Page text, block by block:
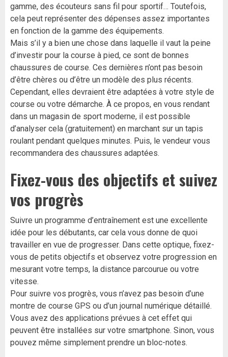
gamme, des écouteurs sans fil pour sportif… Toutefois,
cela peut représenter des dépenses assez importantes
en fonction de la gamme des équipements.
Mais s’il y a bien une chose dans laquelle il vaut la peine
d’investir pour la course à pied, ce sont de bonnes
chaussures de course. Ces dernières n’ont pas besoin
d’être chères ou d’être un modèle des plus récents.
Cependant, elles devraient être adaptées à votre style de
course ou votre démarche. À ce propos, en vous rendant
dans un magasin de sport moderne, il est possible
d’analyser cela (gratuitement) en marchant sur un tapis
roulant pendant quelques minutes. Puis, le vendeur vous
recommandera des chaussures adaptées.
Fixez-vous des objectifs et suivez
vos progrès
Suivre un programme d’entraînement est une excellente
idée pour les débutants, car cela vous donne de quoi
travailler en vue de progresser. Dans cette optique, fixez-
vous de petits objectifs et observez votre progression en
mesurant votre temps, la distance parcourue ou votre
vitesse.
Pour suivre vos progrès, vous n’avez pas besoin d’une
montre de course GPS ou d’un journal numérique détaillé.
Vous avez des applications prévues à cet effet qui
peuvent être installées sur votre smartphone. Sinon, vous
pouvez même simplement prendre un bloc-notes.